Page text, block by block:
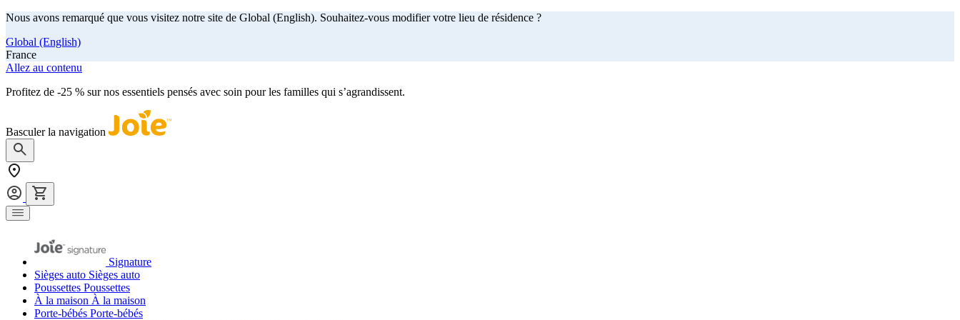
Nous avons remarqué que vous visitez notre site de Global (English). Souhaitez-vous modifier votre lieu de résidence ?
Global (English)
France
Allez au contenu
Profitez de -25 % sur nos essentiels pensés avec soin pour les familles qui s’agrandissent.
Basculer la navigation
Signature
Sièges auto Sièges auto
Poussettes Poussettes
À la maison À la maison
Porte-bébés Porte-bébés